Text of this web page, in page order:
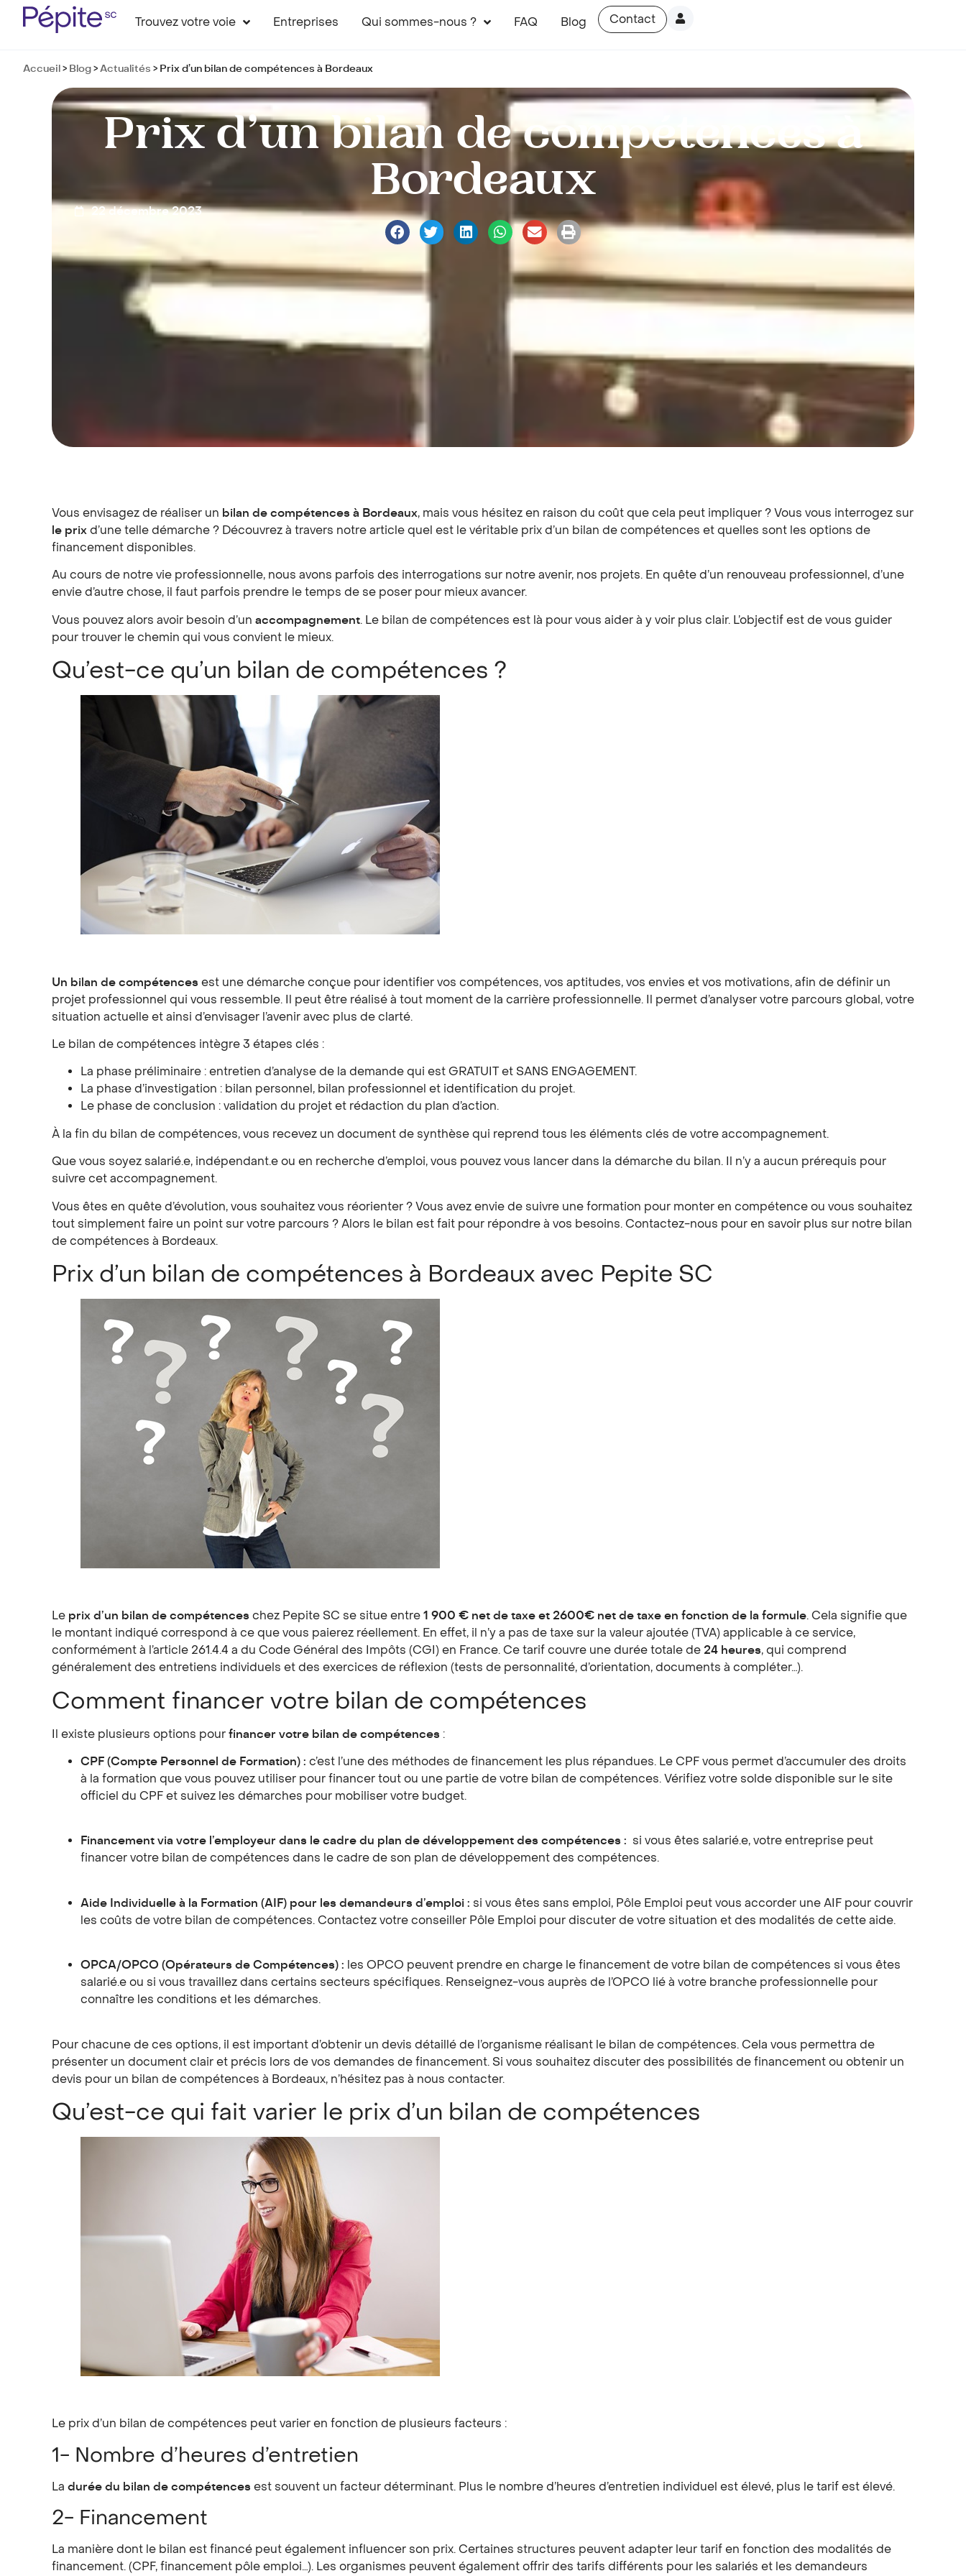
Trouvez votre voie Entreprises Qui sommes-nous ? FAQ Blog Contact
Accueil> Blog>Actualités > Prix d’un bilan de compétences à Bordeaux
Prix d’un bilan de compétences à
Bordeaux
22 décembre 2023
Vous envisagez de réaliser un bilan de compétences à Bordeaux, mais vous hésitez en raison du coût que cela peut impliquer ? Vous vous interrogez sur
le prix d’une telle démarche ? Découvrez à travers notre article quel est le véritable prix d’un bilan de compétences et quelles sont les options de
financement disponibles.
Au cours de notre vie professionnelle, nous avons parfois des interrogations sur notre avenir, nos projets. En quête d’un renouveau professionnel, d’une
envie d’autre chose, il faut parfois prendre le temps de se poser pour mieux avancer.
Vous pouvez alors avoir besoin d’un accompagnement. Le bilan de compétences est là pour vous aider à y voir plus clair. L’objectif est de vous guider
pour trouver le chemin qui vous convient le mieux.
Qu’est-ce qu’un bilan de compétences ?
Un bilan de compétences est une démarche conçue pour identifier vos compétences, vos aptitudes, vos envies et vos motivations, afin de définir un
projet professionnel qui vous ressemble. Il peut être réalisé à tout moment de la carrière professionnelle. Il permet d’analyser votre parcours global, votre
situation actuelle et ainsi d’envisager l’avenir avec plus de clarté.
Le bilan de compétences intègre 3 étapes clés :
La phase préliminaire : entretien d’analyse de la demande qui est GRATUIT et SANS ENGAGEMENT.
La phase d’investigation : bilan personnel, bilan professionnel et identification du projet.
Le phase de conclusion : validation du projet et rédaction du plan d’action.
À la fin du bilan de compétences, vous recevez un document de synthèse qui reprend tous les éléments clés de votre accompagnement.
Que vous soyez salarié.e, indépendant.e ou en recherche d’emploi, vous pouvez vous lancer dans la démarche du bilan. Il n’y a aucun prérequis pour
suivre cet accompagnement.
Vous êtes en quête d’évolution, vous souhaitez vous réorienter ? Vous avez envie de suivre une formation pour monter en compétence ou vous souhaitez
tout simplement faire un point sur votre parcours ? Alors le bilan est fait pour répondre à vos besoins. Contactez-nous pour en savoir plus sur notre bilan
de compétences à Bordeaux.
Prix d’un bilan de compétences à Bordeaux avec Pepite SC
Le prix d’un bilan de compétences chez Pepite SC se situe entre 1 900 € net de taxe et 2600€ net de taxe en fonction de la formule. Cela signifie que
le montant indiqué correspond à ce que vous paierez réellement. En effet, il n’y a pas de taxe sur la valeur ajoutée (TVA) applicable à ce service,
conformément à l’article 261.4.4 a du Code Général des Impôts (CGI) en France. Ce tarif couvre une durée totale de 24 heures, qui comprend
généralement des entretiens individuels et des exercices de réflexion (tests de personnalité, d’orientation, documents à compléter…).
Comment financer votre bilan de compétences
Il existe plusieurs options pour financer votre bilan de compétences :
CPF (Compte Personnel de Formation) : c’est l’une des méthodes de financement les plus répandues. Le CPF vous permet d’accumuler des droits
à la formation que vous pouvez utiliser pour financer tout ou une partie de votre bilan de compétences. Vérifiez votre solde disponible sur le site
officiel du CPF et suivez les démarches pour mobiliser votre budget.
Financement via votre l’employeur dans le cadre du plan de développement des compétences : si vous êtes salarié.e, votre entreprise peut
financer votre bilan de compétences dans le cadre de son plan de développement des compétences.
Aide Individuelle à la Formation (AIF) pour les demandeurs d’emploi : si vous êtes sans emploi, Pôle Emploi peut vous accorder une AIF pour couvrir
les coûts de votre bilan de compétences. Contactez votre conseiller Pôle Emploi pour discuter de votre situation et des modalités de cette aide.
OPCA/OPCO (Opérateurs de Compétences) : les OPCO peuvent prendre en charge le financement de votre bilan de compétences si vous êtes
salarié.e ou si vous travaillez dans certains secteurs spécifiques. Renseignez-vous auprès de l’OPCO lié à votre branche professionnelle pour
connaître les conditions et les démarches.
Pour chacune de ces options, il est important d’obtenir un devis détaillé de l’organisme réalisant le bilan de compétences. Cela vous permettra de
présenter un document clair et précis lors de vos demandes de financement. Si vous souhaitez discuter des possibilités de financement ou obtenir un
devis pour un bilan de compétences à Bordeaux, n’hésitez pas à nous contacter.
Qu’est-ce qui fait varier le prix d’un bilan de compétences
Le prix d’un bilan de compétences peut varier en fonction de plusieurs facteurs :
1- Nombre d’heures d’entretien
La durée du bilan de compétences est souvent un facteur déterminant. Plus le nombre d’heures d’entretien individuel est élevé, plus le tarif est élevé.
2- Financement
La manière dont le bilan est financé peut également influencer son prix. Certaines structures peuvent adapter leur tarif en fonction des modalités de
financement. (CPF, financement pôle emploi…). Les organismes peuvent également offrir des tarifs différents pour les salariés et les demandeurs